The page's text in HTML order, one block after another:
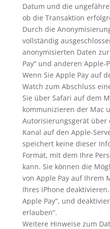
Datum und die
ob die Transaktion
Durch die
vollständig
anonymisierten Daten
Pay“ und anderen
Wenn Sie Apple Pay auf
Watch zum Abschluss
Sie über Safari auf dem
kommunizieren der Mac
Autorisierungsgerät über
Kanal auf den Apple-
speichert keine dieser
Format, mit dem Ihre
kann. Sie können die
von Apple Pay auf Ihrem
Ihres iPhone
Apple Pay“, und
erlauben“.
Weitere Hinweise zum